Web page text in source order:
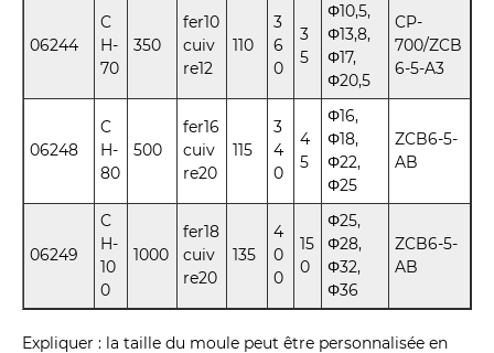
06244
C
H-
70
350
fer10
cuiv
re12
110
3
6
0
3
5
Φ10,5,
Φ13,8,
Φ17,
Φ20,5
CP-
700/ZCB
6-5-A3
06248
C
H-
80
500
fer16
cuiv
re20
115
3
4
0
4
5
Φ16,
Φ18,
Φ22,
Φ25
ZCB6-5-
AB
06249
C
H-
10
0
1000
fer18
cuiv
re20
135
4
0
0
15
0
Φ25,
Φ28,
Φ32,
Φ36
ZCB6-5-
AB
Expliquer : la taille du moule peut être personnalisée en